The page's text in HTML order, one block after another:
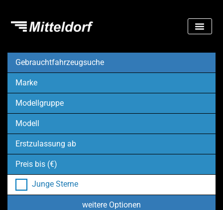
Gebrauchtfahrzeugsuche
Marke
Modellgruppe
Modell
Erstzulassung ab
Preis bis (€)
Junge Sterne
weitere Optionen